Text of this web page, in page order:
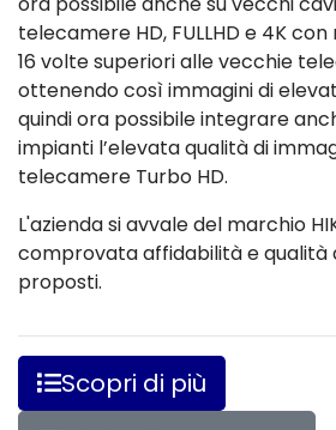
telecamere HD, FULLHD e 4K
16 volte superiori alle vecchie
ottenendo così immagini di
quindi ora possibile integrare
impianti l’elevata qualità di
telecamere Turbo HD.
L'azienda si avvale del marchio
comprovata affidabilità e qualità
proposti.
Scopri di più